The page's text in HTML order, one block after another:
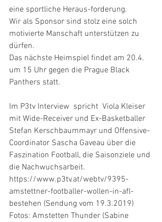
eine sportliche Heraus-forderung.
Wir als Sponsor sind stolz eine solch
motivierte Manschaft unterstützen zu
dürfen.
Das nächste Heimspiel findet am 20.4.
um 15 Uhr gegen die Prague Black
Panthers statt.
Im P3tv Interview  spricht  Viola Kleiser
mit Wide-Receiver und Ex-Basketballer
Stefan Kerschbaummayr und Offensive-
Coordinator Sascha Gaveau über die
Faszination Football, die Saisonziele und
die Nachwuchsarbeit.
https://www.p3tv.at/webtv/9395-
amstettner-footballer-wollen-in-afl-
bestehen (Sendung vom 19.3.2019)
Fotos: Amstetten Thunder (Sabine